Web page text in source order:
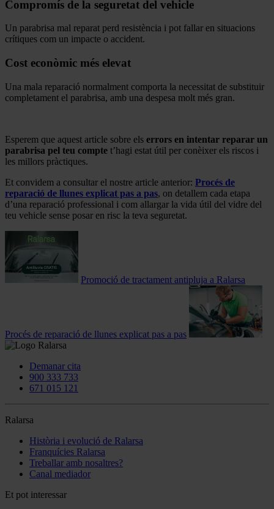
Compromís de la seguretat del vehicle
Un parabrisa mal reparat perd resistència i pot fallar en situacions
crítiques com un impacte o accident.
Cost econòmic més elevat
Una mala reparació normalment comporta la necessitat de substituir
completament el parabrisa, amb una despesa molt més gran.
Esperem que aquest article sobre els errors en intentar reparar un
parabrisa pel teu compte t’hagi estat útil per conèixer els riscos i
les millors pràctiques.
Et convidem a consultar el nostre article anterior: Procés de
reparació de llunes explicat pas a pas, on detallem cada etapa
d’una reparació professional i com allargar la vida útil del vidre del
teu vehicle sense posar en risc la teva seguretat.
Promoció de tractament antipluja a Ralarsa
Procés de reparació de llunes explicat pas a pas
Demanar cita
900 333 733
671 015 121
Ralarsa
Història i evolució de Ralarsa
Franquícies Ralarsa
Treballar amb nosaltres?
Canal mediador
Et pot interessar